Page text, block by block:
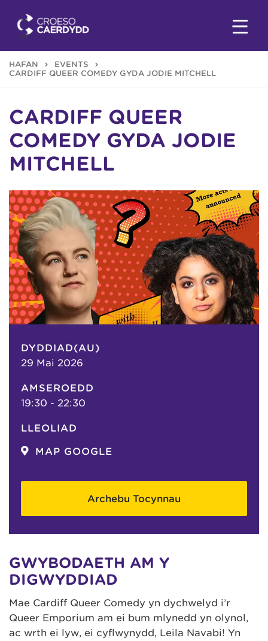
HAFAN
EVENTS
CARDIFF QUEER COMEDY GYDA JODIE MITCHELL
CARDIFF QUEER
COMEDY GYDA JODIE
MITCHELL
DYDDIAD(AU)
29 Mai 2026
AMSEROEDD
19:30 - 22:30
LLEOLIAD
MAP GOOGLE
Archebu Tocynnau
GWYBODAETH AM Y
DIGWYDDIAD
Mae Cardiff Queer Comedy yn dychwelyd i’r
Queer Emporium am ei bum mlynedd yn olynol,
ac wrth ei lyw, ei cyflwynydd, Leila Navabi! Yn